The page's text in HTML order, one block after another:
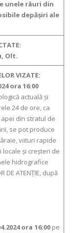
unele râuri din
depăşiri ale
Olt.
VIZATE:
ora 16:00
actuală şi
24 de ore, ca
din stratul de
se pot produce
viituri rapide
şi creşteri de
hidrografice
ATENŢIE, după
ora 16:00 pe